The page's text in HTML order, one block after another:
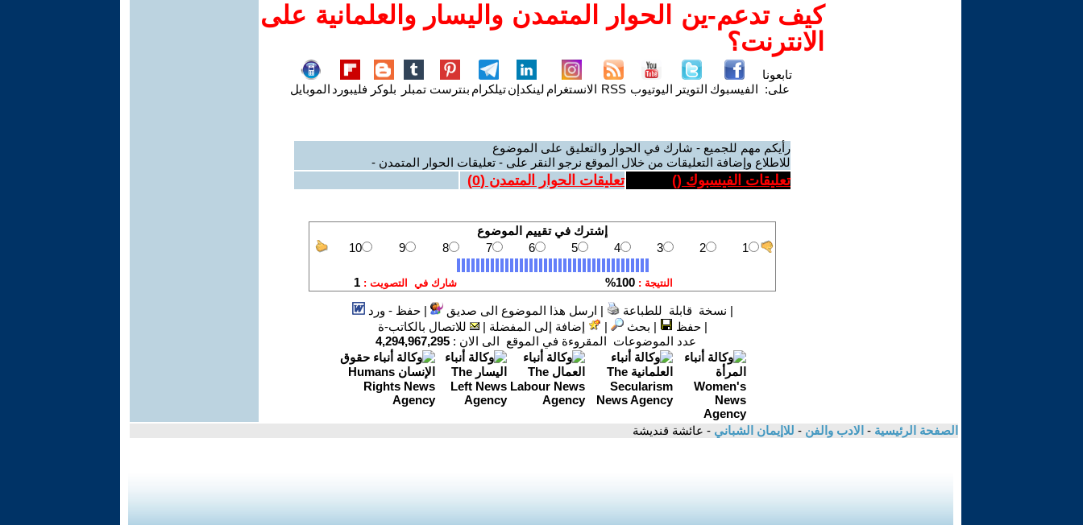
كيف تدعم-ين الحوار المتمدن واليسار والعلمانية على
الانترنت؟
تابعونا
على: الفيسبوك التويتر اليوتيوب RSS الانستغرام لينكدإنتيلكرام بنترست تمبلر بلوكر فليبورد الموبايل
رأيكم مهم للجميع - شارك في الحوار والتعليق على الموضوع
للاطلاع وإضافة التعليقات من خلال الموقع نرجو النقر على - تعليقات الحوار المتمدن -
تعليقات الفيسبوك () تعليقات الحوار المتمدن (0
)
| نسخة قابلة للطباعة | ارسل هذا الموضوع الى صديق |حفظ - ورد
|حفظ | بحث | إضافة إلى المفضلة |
للاتصال بالكاتب-ة
عدد الموضوعات المقروءة في الموقع الى الان : 4,294,967,295
الصفحة الرئيسية - الادب والفن - للاإيمان الشباني - عائشة قنديشة